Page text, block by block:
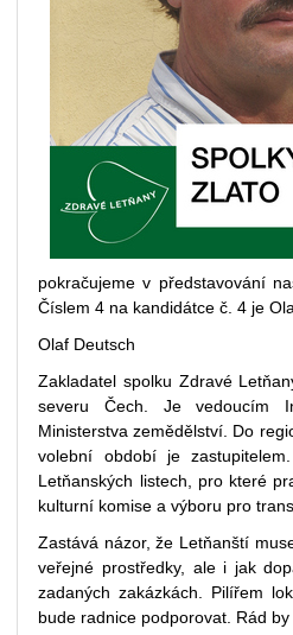
pokračujeme v představování
Číslem 4 na kandidátce č. 4 je
Olaf Deutsch
Zakladatel spolku Zdravé
severu Čech. Je vedoucím
Ministerstva zemědělství. Do
volební období je
Letňanských listech, pro které
kulturní komise a výboru pro
Zastává názor, že Letňanští
veřejné prostředky, ale i jak
zadaných zakázkách. Pilířem
bude radnice podporovat. Rád